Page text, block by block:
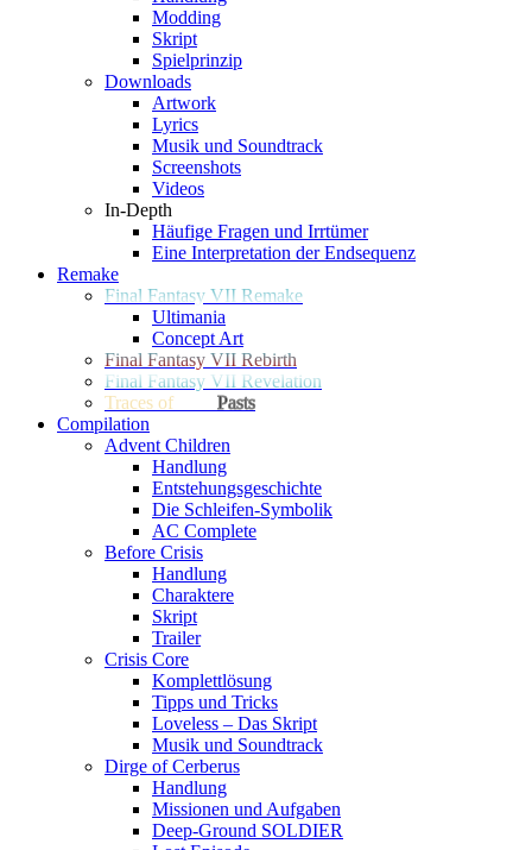
Modding
Skript
Spielprinzip
Downloads
Artwork
Lyrics
Musik und Soundtrack
Screenshots
Videos
In-Depth
Häufige Fragen und Irrtümer
Eine Interpretation der Endsequenz
Remake
Final Fantasy VII Remake
Ultimania
Concept Art
Final Fantasy VII Rebirth
Final Fantasy VII Revelation
Traces of
Pasts
Compilation
Advent Children
Handlung
Entstehungsgeschichte
Die Schleifen-Symbolik
AC Complete
Before Crisis
Handlung
Charaktere
Skript
Trailer
Crisis Core
Komplettlösung
Tipps und Tricks
Loveless – Das Skript
Musik und Soundtrack
Dirge of Cerberus
Handlung
Missionen und Aufgaben
Deep-Ground SOLDIER